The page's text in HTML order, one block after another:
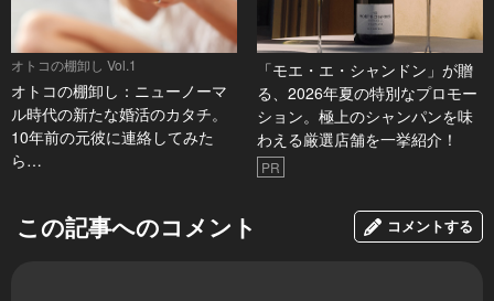
オトコの棚卸し Vol.1
オトコの棚卸し：ニューノーマ
ル時代の新たな婚活のカタチ。
10年前の元彼に連絡してみた
ら…
「モエ・エ・シャンドン」が贈
る、2026年夏の特別なプロモー
ション。極上のシャンパンを味
わえる厳選店舗を一挙紹介！
PR
この記事へのコメント コメントする